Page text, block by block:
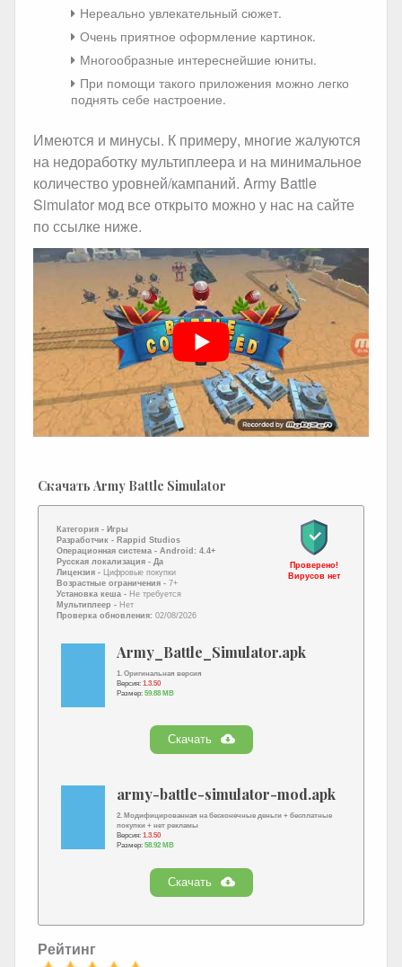
Нереально увлекательный сюжет.
Очень приятное оформление картинок.
Многообразные интереснейшие юниты.
При помощи такого приложения можно легко
поднять себе настроение.
Имеются и минусы. К примеру, многие жалуются
на недоработку мультиплеера и на минимальное
количество уровней/кампаний. Army Battle
Simulator мод все открыто можно у нас на сайте
по ссылке ниже.
Скачать Army Battle Simulator
Категория - Игры
Разработчик - Rappid Studios
Операционная система - Android: 4.4+
Русская локализация - Да
Лицензия -
Цифровые покупки
Возрастные ограничения - 7+
Установка кеша - Не требуется
Мультиплеер - Нет
Проверка обновления: 02/08/2026
Проверено!
Вирусов нет
Army_Battle_Simulator.apk
1. Оригинальная версия
Версия: 1.3.50
Размер: 59.88 MB
Скачать
army-battle-simulator-mod.apk
2. Модифицированная на бесконечные деньги + бесплатные
покупки + нет рекламы
Версия: 1.3.50
Размер: 58.92 MB
Скачать
Рейтинг